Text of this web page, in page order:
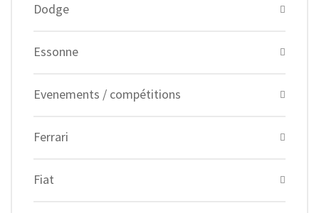
Dodge
Essonne
Evenements / compétitions
Ferrari
Fiat